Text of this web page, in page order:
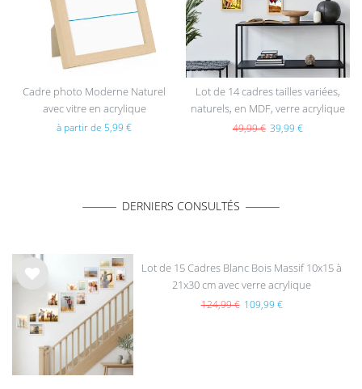
Cadre photo Moderne Naturel
avec vitre en acrylique
à partir de 5,99 €
Lot de 14 cadres tailles variées,
naturels, en MDF, verre acrylique
49,99 € 39,99 €
DERNIERS CONSULTÉS
sou
hait
Lot de 15 Cadres Blanc Bois Massif 10x15 à
21x30 cm avec verre acrylique
124,99 € 109,99 €